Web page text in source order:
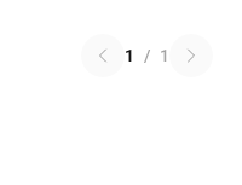
1 / 1